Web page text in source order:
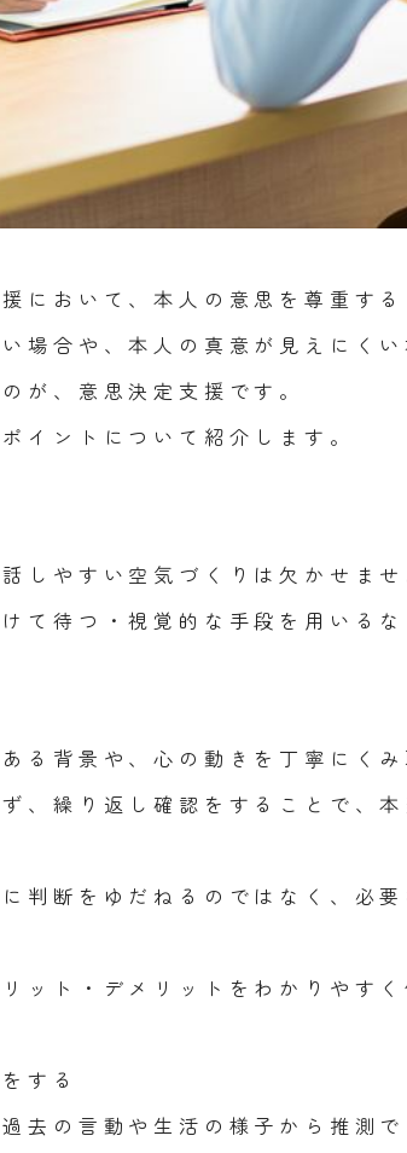
において、本人の意思を尊重する
場合や、本人の真意が見えにく
が、意思決定支援です。
イントについて紹介します。
しやすい空気づくりは欠かせませ
て待つ・視覚的な手段を用いる
る背景や、心の動きを丁寧にくみ
、繰り返し確認をすることで、
判断をゆだねるのではなく、必
ット・デメリットをわかりやす
する
去の言動や生活の様子から推測